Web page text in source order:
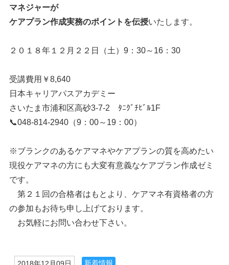
マネジャーが
ケアプラン作成実務のポイントを伝授いたします。
２０１８年１２月２２日（土）9：30～16：30
受講費用￥8,640
日本キャリアパスアカデミー
さいたま市浦和区高砂3-7-2 ﾀﾆｸﾞﾁﾋﾞﾙ1F
📞048-814-2940（9：00～19：00）
※ブランクのあるケアマネやケアプランの質を高めたい
現役ケアマネの方にも大変有意義なケアプラン作成ゼミ
です。
第２１回の合格者はもとより、ケアマネ有資格者の方
の参加もお待ち申し上げております。
お気軽にお問い合わせ下さい。
新着情報